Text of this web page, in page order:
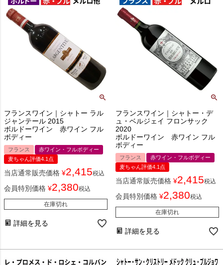
フランスワイン｜シャトー ラル
ジャンテール 2015
ボルドーワイン 赤ワイン フル
ボディー
フランス
赤ワイン・フルボディー
麦ちゃん評価4.1点
当店通常販売価格 ¥2,415税込
会員特別価格 ¥2,380税込
在庫切れ
詳細を見る
フランスワイン｜シャトー・デ
ュ・ベルジェイ フロンサック
2020
ボルドーワイン 赤ワイン フル
ボディー
フランス
赤ワイン・フルボディー
麦ちゃん評価4.1点
当店通常販売価格 ¥2,415税込
会員特別価格 ¥2,380税込
在庫切れ
詳細を見る